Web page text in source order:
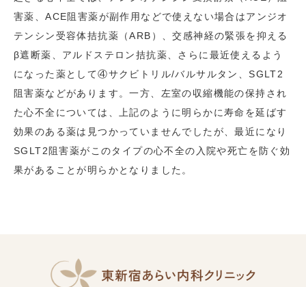
害薬、ACE阻害薬が副作用などで使えない場合はアンジオ
テンシン受容体拮抗薬（ARB）、交感神経の緊張を抑える
β遮断薬、アルドステロン拮抗薬、さらに最近使えるよう
になった薬として④サクビトリル/バルサルタン、SGLT2
阻害薬などがあります。一方、左室の収縮機能の保持され
た心不全については、上記のように明らかに寿命を延ばす
効果のある薬は見つかっていませんでしたが、最近になり
SGLT2阻害薬がこのタイプの心不全の入院や死亡を防ぐ効
果があることが明らかとなりました。